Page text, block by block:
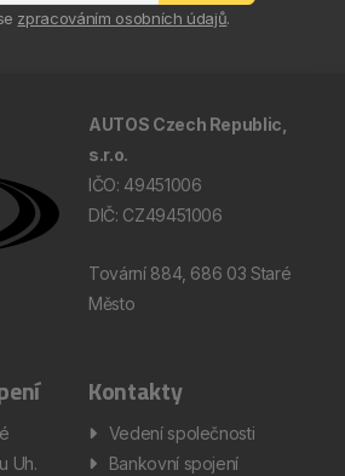
zpracováním osobních údajů.
AUTOS Czech Republic,
s.r.o.
IČO: 49451006
DIČ: CZ49451006
Tovární 884, 686 03 Staré
Město
Uh.
Kontakty
Vedení společnosti
Bankovní spojení